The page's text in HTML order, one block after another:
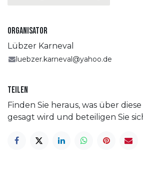
Organisator
Lübzer Karneval
luebzer.karneval@yahoo.de
Teilen
Finden Sie heraus, was über
gesagt wird und beteiligen Sie